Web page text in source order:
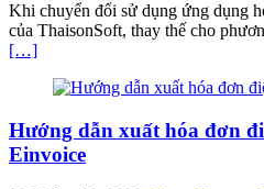
Khi chuyển đổi sử dụng ứng dụng
của ThaisonSoft, thay thế cho
[…]
Hướng dẫn xuất hóa đơn
Einvoice